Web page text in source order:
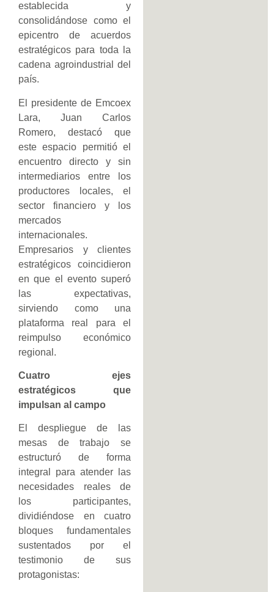
establecida y
consolidándose como el
epicentro de acuerdos
estratégicos para toda la
cadena agroindustrial del
país.
El presidente de Emcoex
Lara, Juan Carlos
Romero, destacó que
este espacio permitió el
encuentro directo y sin
intermediarios entre los
productores locales, el
sector financiero y los
mercados
internacionales.
Empresarios y clientes
estratégicos coincidieron
en que el evento superó
las expectativas,
sirviendo como una
plataforma real para el
reimpulso económico
regional.
Cuatro ejes
estratégicos que
impulsan al campo
El despliegue de las
mesas de trabajo se
estructuró de forma
integral para atender las
necesidades reales de
los participantes,
dividiéndose en cuatro
bloques fundamentales
sustentados por el
testimonio de sus
protagonistas: